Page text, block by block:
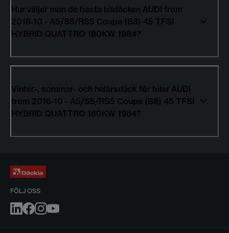
Hur väljer man de bästa bildäcken AUDI from
2016-10 - A5/S5/RS5 Coupe (B8) 45 TFSI
HYBRID QUATTRO 180KW 1984?
Vinter-, sommar- och helårsdäck för bilar AUDI
from 2016-10 - A5/S5/RS5 Coupe (B8) 45 TFSI
HYBRID QUATTRO 180KW 1984?
FÖLJ OSS